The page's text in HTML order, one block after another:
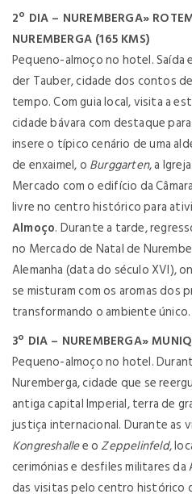
2º DIA – NUREMBERGA»
NUREMBERGA (165 KMS)
Pequeno-almoço no hotel. Saída
der Tauber, cidade dos contos
tempo. Com guia local, visita a
cidade bávara com destaque
insere o típico cenário de uma
de enxaimel, o Burggarten, a
Mercado com o edifício da
livre no centro histórico para
Almoço. Durante a tarde,
no Mercado de Natal de
Alemanha (data do século XVI),
se misturam com os aromas dos
transformando o ambiente
3º DIA – NUREMBERGA»
Pequeno-almoço no hotel.
Nuremberga, cidade que se
antiga capital Imperial, terra de
justiça internacional. Durante as
Kongreshallee o Zeppelinfeld,
cerimónias e desfiles militares da
das visitas pelo centro histórico